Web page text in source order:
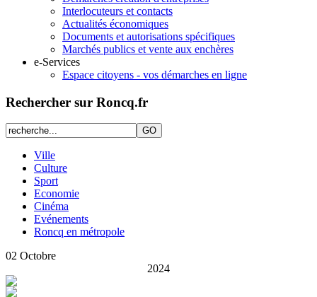
Interlocuteurs et contacts
Actualités économiques
Documents et autorisations spécifiques
Marchés publics et vente aux enchères
e-Services
Espace citoyens - vos démarches en ligne
Rechercher sur Roncq.fr
Ville
Culture
Sport
Economie
Cinéma
Evénements
Roncq en métropole
02 Octobre
2024